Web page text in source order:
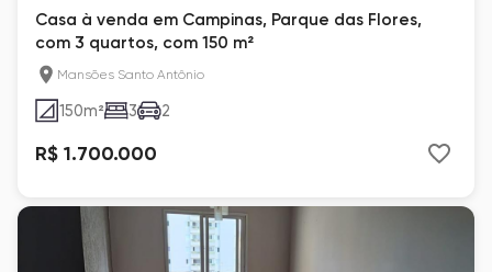
Casa à venda em Campinas, Parque das Flores,
com 3 quartos, com 150 m²
Mansões Santo Antônio
150m² 3 2
R$ 1.700.000